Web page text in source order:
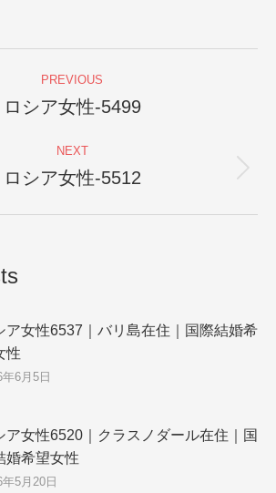
PREVIOUS
Previous
ロシア女性-5499
NEXT
Next
ロシア女性-5512
ア女性6537｜バリ島在住｜国際結婚希
性
6月5日
ア女性6520｜クラスノダール在住｜国
婚希望女性
5月20日